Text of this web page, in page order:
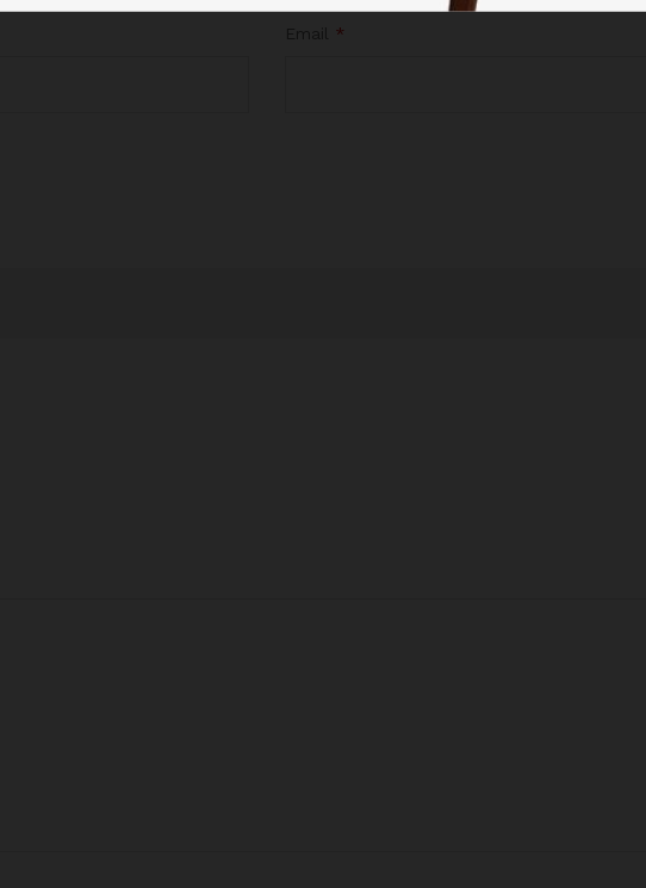
*